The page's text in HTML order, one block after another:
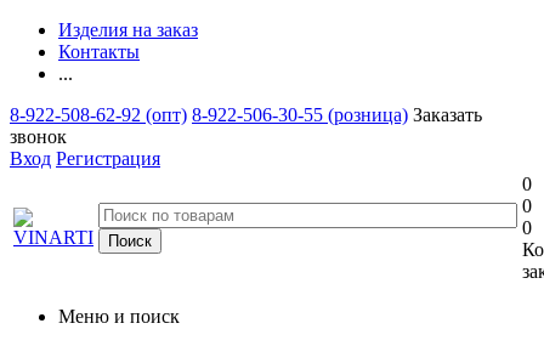
Изделия на заказ
Контакты
...
8-922-508-62-92 (опт) 8-922-506-30-55 (розница) Заказать
звонок
Вход Регистрация
0
0
0
Меню и поиск